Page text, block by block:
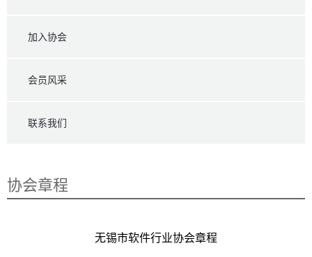
加入协会
会员风采
联系我们
协会章程
无锡市软件行业协会章程